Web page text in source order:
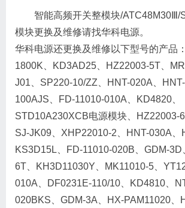
智能高频开关整模块/ATC48M30Ⅲ/
模块更换及维修请找华科电源。
华科电源还更换及维修以下型号的产品
1800K、KD3AD25、HZ22003-5T、
J01、SP220-10/ZZ、HNT-020A、
100AJS、FD-11010-010A、KD4820、
STD10A230XCB电源模块、HZ22003-
SJ-JK09、XHP22010-2、HNT-030A、
KS3D15L、FD-11010-020B、GDM-
6T、KH3D11030Y、MK11010-5、
010A、DF0231E-110/10、KD4810、
020BKS、GDM-3A、HX-PAM11020、